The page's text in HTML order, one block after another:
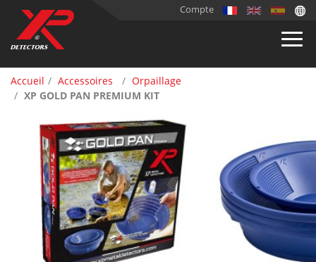
Compte
Accueil Accessoires
Orpaillage
XP GOLD PAN PREMIUM KIT